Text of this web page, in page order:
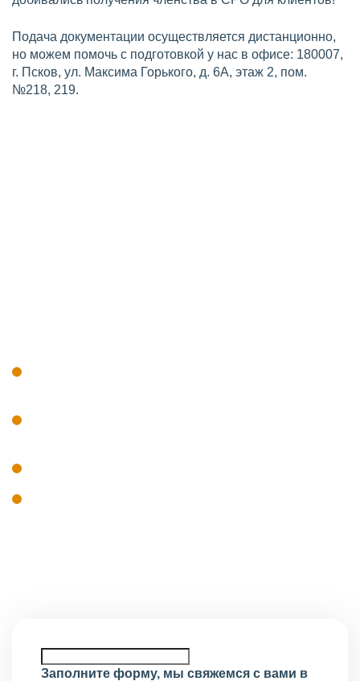
Подача документации осуществляется дистанционно,
но можем помочь с подготовкой у нас в офисе: 180007,
г. Псков, ул. Максима Горького, д. 6А, этаж 2, пом.
№218, 219.
Заполните форму, мы свяжемся с вами в